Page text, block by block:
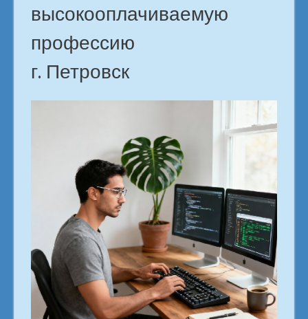
высокооплачиваемую
профессию
г. Петровск